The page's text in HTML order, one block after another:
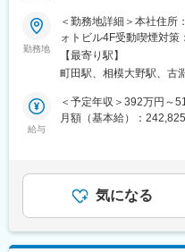
■業務概要
当社の商品部にて、動物
ント、スキンケア、フー
まで一貫して携わるポジ
トナーと協力しながら、
く役割を担います。業界
設計を重視し、プロダク
す。
・原料メーカーやOEM
ション業務
・製品仕様設計や処方・
勤務地
＜勤務地詳細＞本社住所
ォトビル4F受動喫煙対策
社の定める事業所
【最寄り駅】
町田駅、相模大野駅、古
給与
＜予定年収＞392万円～
月額（基本給）：
額は、経験・実績を考慮
り、選考を通じて上下す
気になる